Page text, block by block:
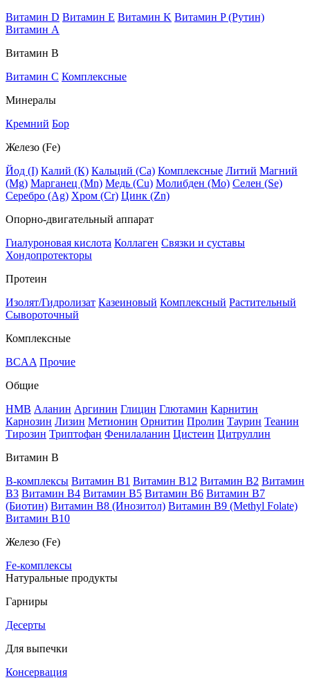
Витамин D Витамин E Витамин K Витамин P (Рутин)
Витамин А
Витамин В
Витамин C Комплексные
Минералы
Кремний Бор
Железо (Fe)
Йод (I) Калий (К) Кальций (Са) Комплексные Литий Магний
(Mg) Марганец (Mn) Медь (Сu) Молибден (Мо) Селен (Se)
Серебро (Ag) Хром (Cr) Цинк (Zn)
Опорно-двигательный аппарат
Гиалуроновая кислота Коллаген Связки и суставы
Хондопротекторы
Протеин
Изолят/Гидролизат Казеиновый Комплексный Растительный
Сывороточный
Комплексные
BCAA Прочие
Общие
HMB Аланин Аргинин Глицин Глютамин Карнитин
Карнозин Лизин Метионин Орнитин Пролин Таурин Теанин
Тирозин Триптофан Фенилаланин Цистеин Цитруллин
Витамин В
B-комплексы Витамин B1 Витамин B12 Витамин B2 Витамин
B3 Витамин B4 Витамин B5 Витамин B6 Витамин B7
(Биотин) Витамин B8 (Инозитол) Витамин B9 (Methyl Folate)
Витамин В10
Железо (Fe)
Fe-комплексы
Натуральные продукты
Гарниры
Десерты
Для выпечки
Консервация